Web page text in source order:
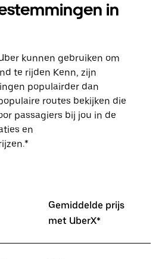
in
kunnen gebruiken om
te rijden Kenn, zijn
populairder dan
routes bekijken die
passagiers bij jou in de
en
Gemiddelde prijs
met UberX*